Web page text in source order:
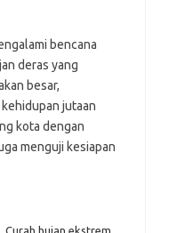
bencana
deras yang
besar,
jutaan
kota dengan
menguji kesiapan
Curah hujan ekstrem